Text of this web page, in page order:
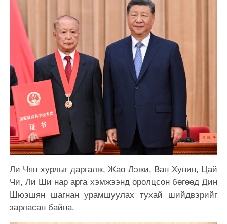
Ли Чян хурлыг даргалж, Жао Лэжи, Ван Хунин, Цай
Чи, Ли Ши нар арга хэмжээнд оролцсон бөгөөд Дин
Шюэшян шагнан урамшуулах тухай шийдвэрийг
зарласан байна.